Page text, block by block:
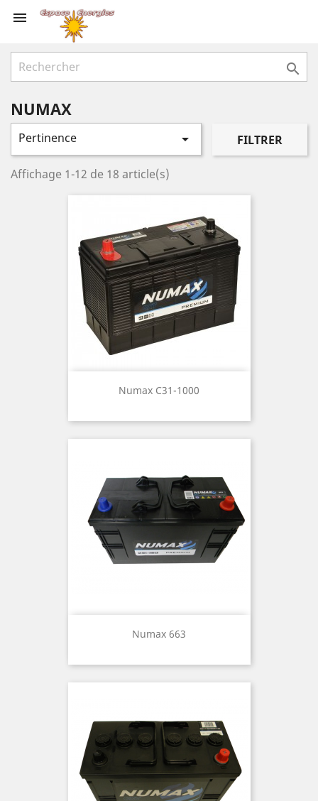


NUMAX
Pertinence  FILTRER
Affichage 1-12 de 18 article(s)
Numax C31-1000
Numax 663